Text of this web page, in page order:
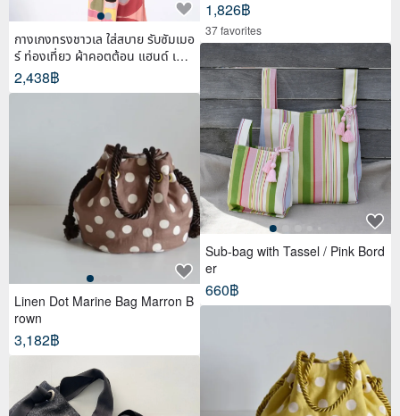
กางเกงทรงชาวเล ใส่สบาย รับซัมเมอ
ร์ ท่องเที่ยว ผ้าคอตต้อน แฮนด์ เพ้น
ท์
2,438฿
Linen Dot Marine Bag Marron B
rown
3,182฿
1,826฿
37 favorites
Sub-bag with Tassel / Pink Bord
er
660฿